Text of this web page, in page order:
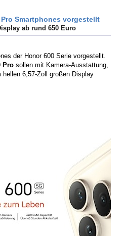
Smartphones vorgestellt
ab rund 650 Euro
der Honor 600 Serie vorgestellt.
Pro sollen mit Kamera-Ausstattung,
6,57-Zoll großen Display